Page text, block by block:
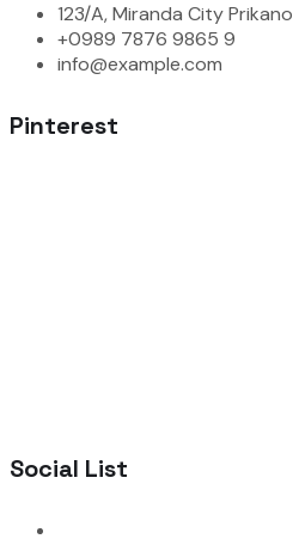
123/A, Miranda City Prikano
+0989 7876 9865 9
info@example.com
Pinterest
Social List